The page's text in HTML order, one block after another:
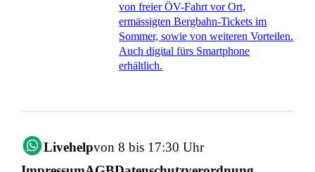
von freier ÖV-Fahrt vor Ort,
ermässigten Bergbahn-Tickets im
Sommer, sowie von weiteren Vorteilen.
Auch digital fürs Smartphone
erhältlich.
Livehelpvon 8 bis 17:30 Uhr